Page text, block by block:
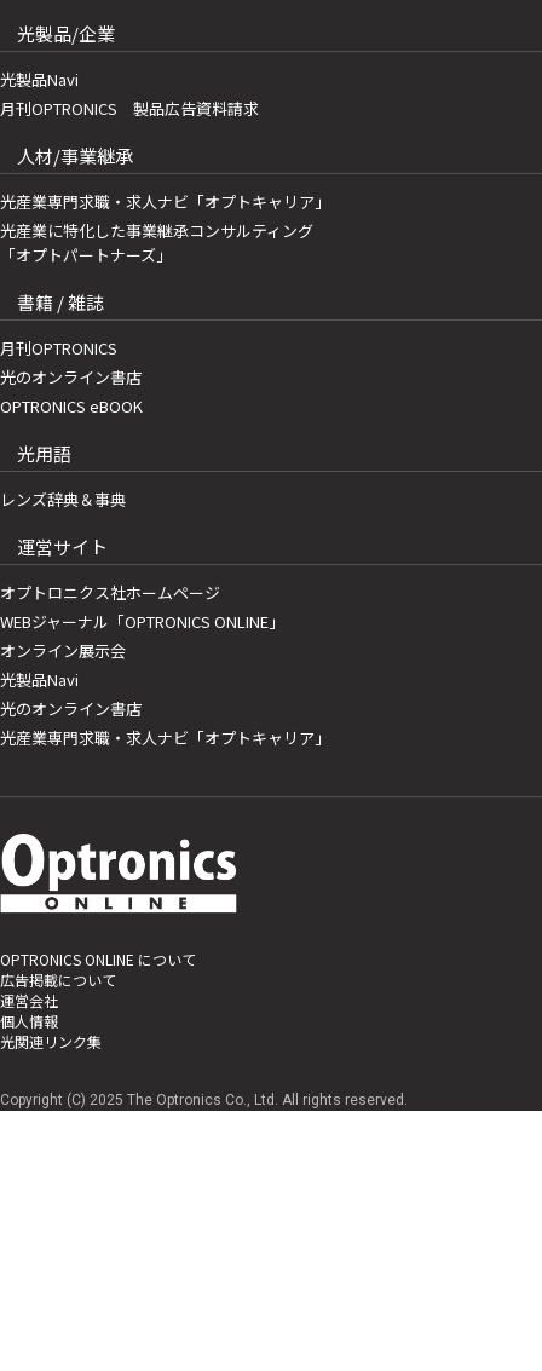
光製品/企業
光製品Navi
月刊OPTRONICS 製品広告資料請求
人材/事業継承
光産業専門求職・求人ナビ「オプトキャリア」
光産業に特化した事業継承コンサルティング
「オプトパートナーズ」
書籍 / 雑誌
月刊OPTRONICS
光のオンライン書店
OPTRONICS eBOOK
光用語
レンズ辞典＆事典
運営サイト
オプトロニクス社ホームページ
WEBジャーナル「OPTRONICS ONLINE」
オンライン展示会
光製品Navi
光のオンライン書店
光産業専門求職・求人ナビ「オプトキャリア」
OPTRONICS ONLINE について
広告掲載について
運営会社
個人情報
光関連リンク集
Copyright (C) 2025 The Optronics Co., Ltd. All rights reserved.